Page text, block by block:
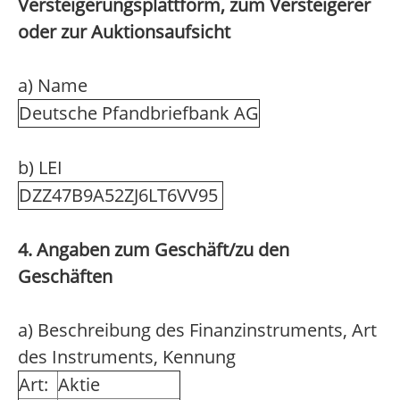
Versteigerungsplattform, zum Versteigerer
oder zur Auktionsaufsicht
a) Name
Deutsche Pfandbriefbank AG
b) LEI
DZZ47B9A52ZJ6LT6VV95
4. Angaben zum Geschäft/zu den
Geschäften
a) Beschreibung des Finanzinstruments, Art
des Instruments, Kennung
Art: Aktie